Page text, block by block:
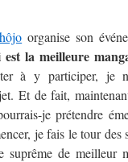
organise son
est la meilleure
à y participer, je
Et de fait,
je prétendre
je fais le tour
suprême de meilleur